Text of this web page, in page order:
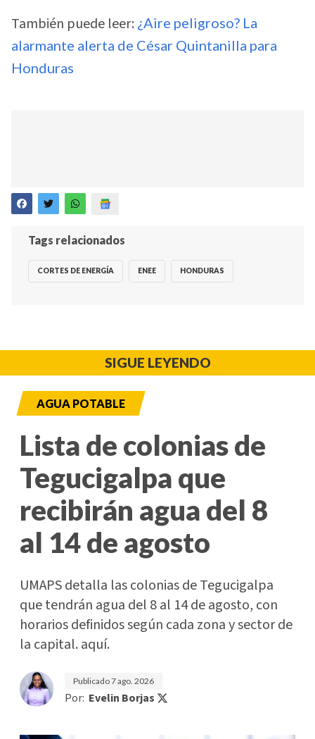
También puede leer: ¿Aire peligroso? La
alarmante alerta de César Quintanilla para
Honduras
Tags relacionados
CORTES DE ENERGÍA ENEE HONDURAS
SIGUE LEYENDO
AGUA POTABLE
Lista de colonias de
Tegucigalpa que
recibirán agua del 8
al 14 de agosto
UMAPS detalla las colonias de Tegucigalpa
que tendrán agua del 8 al 14 de agosto, con
horarios definidos según cada zona y sector de
la capital. aquí.
Publicado7 ago. 2026
Por: Evelin Borjas